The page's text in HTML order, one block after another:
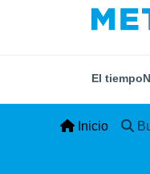
El tiempo
Inicio